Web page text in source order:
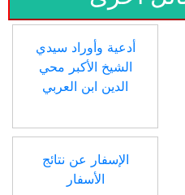
أدعية وأوراد سيدي
الشيخ الأكبر محي
الدين ابن العربي
الإسفار عن نتائج
الأسفار